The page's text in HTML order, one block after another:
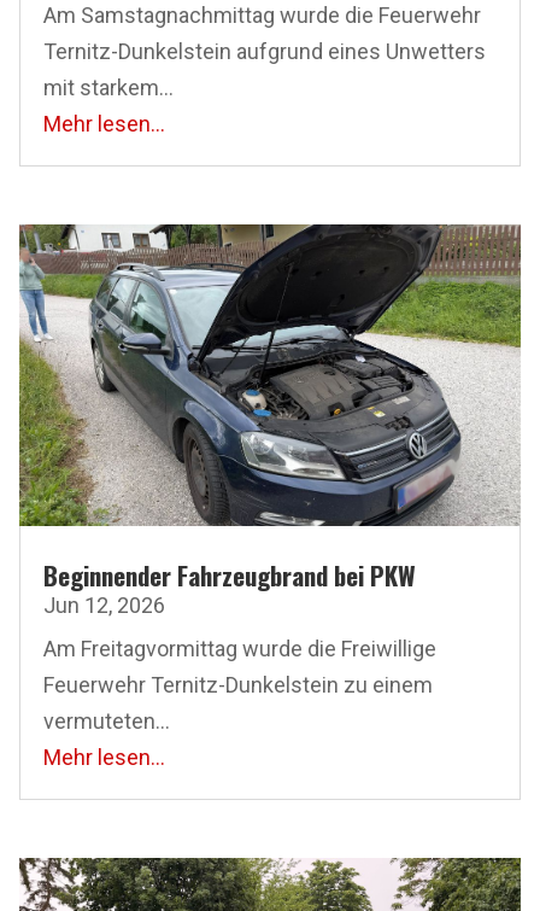
Am Samstagnachmittag wurde die Feuerwehr
Ternitz-Dunkelstein aufgrund eines Unwetters
mit starkem...
Mehr lesen...
Beginnender Fahrzeugbrand bei PKW
Jun 12, 2026
Am Freitagvormittag wurde die Freiwillige
Feuerwehr Ternitz-Dunkelstein zu einem
vermuteten...
Mehr lesen...